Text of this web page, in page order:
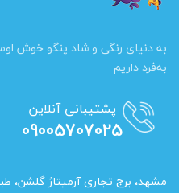
به دنیای رنگی و شاد پنگو خوش
به‌فرد داریم
پشتیبانی آنلاین
09005707025
مشهد، برج تجاری آرمیتاژ گلشن، طبقه +3،